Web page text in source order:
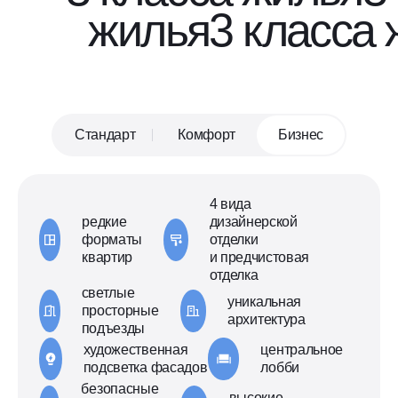
жилья3 класса
Стандарт Комфорт Бизнес
редкие
форматы
квартир
4 вида
дизайнерской
отделки
и предчистовая
отделка
светлые
просторные
подъезды
уникальная
архитектура
художественная
подсветка фасадов
центральное
лобби
безопасные